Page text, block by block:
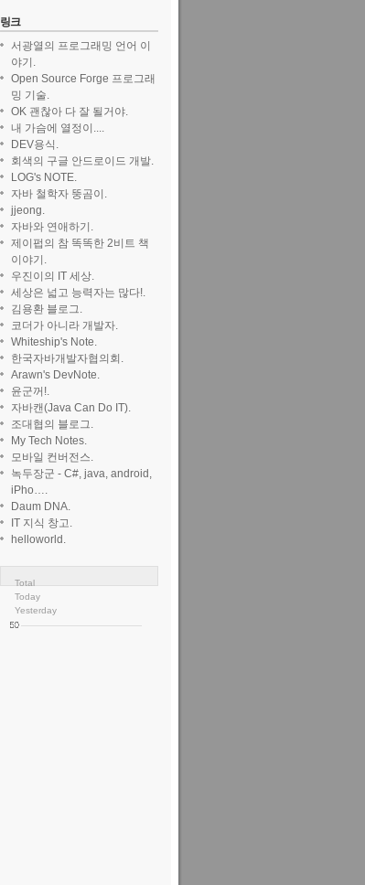
링크
서광열의 프로그래밍 언어 이
야기.
Open Source Forge 프로그래
밍 기술.
OK 괜찮아 다 잘 될거야.
내 가슴에 열정이....
DEV용식.
회색의 구글 안드로이드 개발.
LOG's NOTE.
자바 철학자 뚱곰이.
jjeong.
자바와 연애하기.
제이펍의 참 똑똑한 2비트 책
이야기.
우진이의 IT 세상.
세상은 넓고 능력자는 많다!.
김용환 블로그.
코더가 아니라 개발자.
Whiteship's Note.
한국자바개발자협의회.
Arawn's DevNote.
윤군꺼!.
자바캔(Java Can Do IT).
조대협의 블로그.
My Tech Notes.
모바일 컨버전스.
녹두장군 - C#, java, android,
iPho….
Daum DNA.
IT 지식 창고.
helloworld.
Total
Today
Yesterday